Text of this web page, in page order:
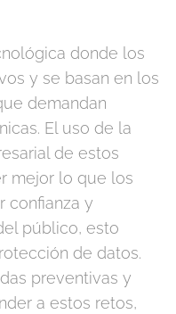
donde los
y se basan en los
demandan
El uso de la
de estos
mejor lo que los
confianza y
público, esto
de datos.
preventivas y
a estos retos,